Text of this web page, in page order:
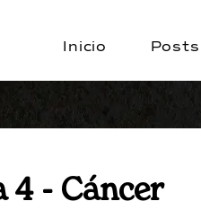
Inicio Posts
4 - Cáncer